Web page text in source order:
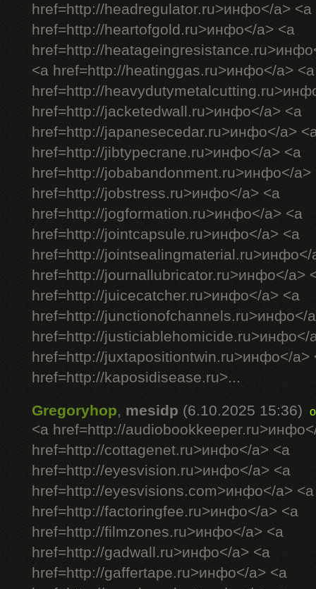
href=http://headregulator.ru>инфо</a> <a
href=http://heartofgold.ru>инфо</a> <a
href=http://
<a href=http://heatinggas.ru>инфо</a> <a
href=http://
href=http://jacketedwall.ru>инфо</a> <a
href=http://japanesecedar.ru>инфо</a>
href=http://jibtypecrane.ru>инфо</a> <a
href=http://jobabandonment.ru>инфо</a>
href=http://jobstress.ru>инфо</a> <a
href=http://jogformation.ru>инфо</a> <a
href=http://jointcapsule.ru>инфо</a> <a
href=http://jointsealingmaterial.ru>инфо</
href=http://journallubricator.ru>инфо</a>
href=http://juicecatcher.ru>инфо</a> <a
href=http://junctionofchannels.ru>инфо</
href=http://justiciablehomicide.ru>инфо</
href=http://juxtapositiontwin.ru>инфо</a>
href=http://kaposidisease.ru>...
Gregoryhop,mesidp (6.10.2025 15:36)
<a href=http://
href=http://cottagenet.ru>инфо</a> <a
href=http://eyesvision.ru>инфо</a> <a
href=http://eyesvisions.com>инфо</a> <a
href=http://factoringfee.ru>инфо</a> <a
href=http://filmzones.ru>инфо</a> <a
href=http://gadwall.ru>инфо</a> <a
href=http://gaffertape.ru>инфо</a> <a